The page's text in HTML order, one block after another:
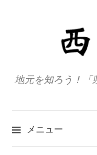
ツ
キ
地元を知ろう！「
メニュー